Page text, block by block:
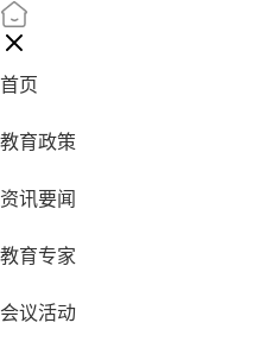
首页
教育政策
资讯要闻
教育专家
会议活动